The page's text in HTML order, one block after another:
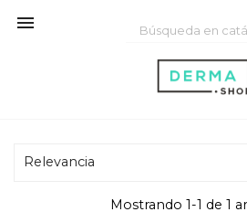

Relevancia
Mostrando 1-1 de 1